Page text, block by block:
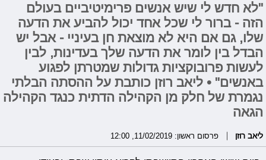
"לא חדש לי שיש אנשים פרימיטיביים בעולם
הזה - ברור לי שכל אחד יכול להביע את הדעה
שלו, גם אם היא לא מוצאת חן בעיניי - אבל יש
הבדל בין לומר את הדעה שלך בעדינות, לבין
לעשות פרובוקציות גדולות שמטרתן לפגוע
באנשים" • ליאב רוזן כותבת על ההסתה הבלתי
נגמרת של חלק מן הקהילה הדתית כנגד הקהילה
הגאה
ליאב רוזן פרסום ראשון: 11/02/2019, 12:00